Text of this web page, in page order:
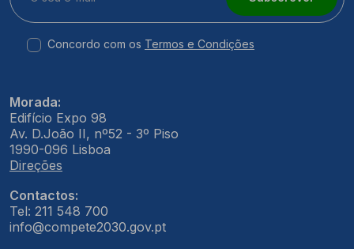
Concordo com os Termos e Condições
Morada:
Edifício Expo 98
Av. D.João II, nº52 - 3º Piso
1990-096 Lisboa
Direções
Contactos:
Tel: 211 548 700
info@compete2030.gov.pt